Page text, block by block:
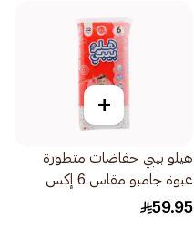
+
هيلو بيبي حفاضات متطورة
عبوة جامبو مقاس 6 إكس
إكس لارج 18+كيلو 32حبة
59.95